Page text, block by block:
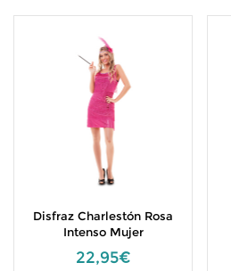
Disfraz Charlestón Rosa
Intenso Mujer
22,95€